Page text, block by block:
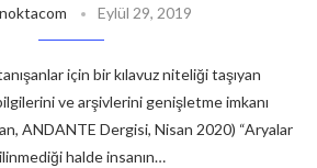
Eylül 29, 2019
için bir kılavuz niteliği taşıyan
ve arşivlerini genişletme imkanı
ANDANTE Dergisi, Nisan 2020) “Aryalar
halde insanın…